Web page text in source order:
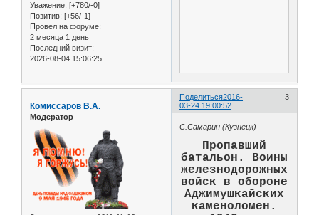
Уважение: [+780/-0]
Позитив: [+56/-1]
Провел на форуме:
2 месяца 1 день
Последний визит:
2026-08-04 15:06:25
Поделиться 3
2016-
03-24 19:00:52
Комиссаров В.А.
Модератор
С.Самарин (Кузнецк)
Пропавший
батальон. Воины
железнодорожных
войск в обороне
Аджимушкайских
каменоломен.